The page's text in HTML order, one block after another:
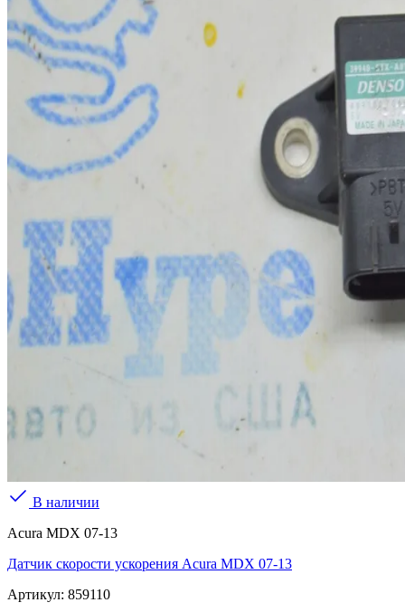
В наличии
Acura MDX 07-13
Датчик скорости ускорения Acura MDX 07-13
Артикул: 859110